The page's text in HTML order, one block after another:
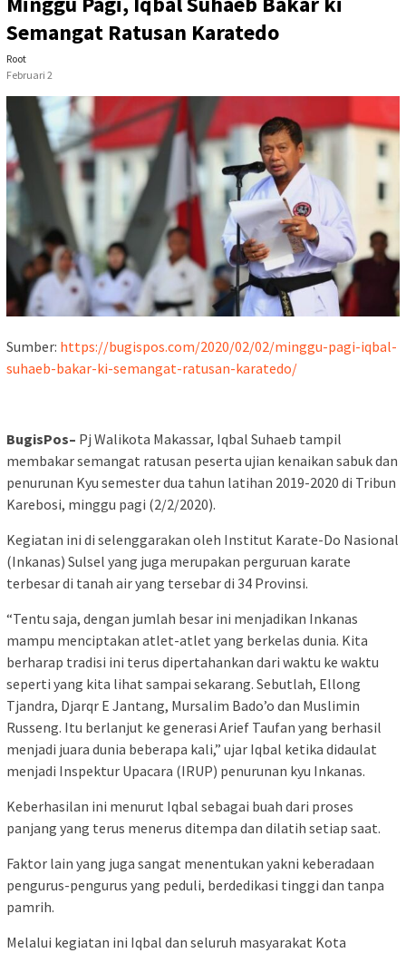
Semangat Ratusan Karatedo
Root
Februari 2
Sumber: https://bugispos.com/2020/02/02/minggu-pagi-iqbal-
suhaeb-bakar-ki-semangat-ratusan-karatedo/
BugisPos– Pj Walikota Makassar, Iqbal Suhaeb tampil
membakar semangat ratusan peserta ujian kenaikan sabuk dan
penurunan Kyu semester dua tahun latihan 2019-2020 di Tribun
Karebosi, minggu pagi (2/2/2020).
Kegiatan ini di selenggarakan oleh Institut Karate-Do Nasional
(Inkanas) Sulsel yang juga merupakan perguruan karate
terbesar di tanah air yang tersebar di 34 Provinsi.
“Tentu saja, dengan jumlah besar ini menjadikan Inkanas
mampu menciptakan atlet-atlet yang berkelas dunia. Kita
berharap tradisi ini terus dipertahankan dari waktu ke waktu
seperti yang kita lihat sampai sekarang. Sebutlah, Ellong
Tjandra, Djarqr E Jantang, Mursalim Bado’o dan Muslimin
Russeng. Itu berlanjut ke generasi Arief Taufan yang berhasil
menjadi juara dunia beberapa kali,” ujar Iqbal ketika didaulat
menjadi Inspektur Upacara (IRUP) penurunan kyu Inkanas.
Keberhasilan ini menurut Iqbal sebagai buah dari proses
panjang yang terus menerus ditempa dan dilatih setiap saat.
Faktor lain yang juga sangat menentukan yakni keberadaan
pengurus-pengurus yang peduli, berdedikasi tinggi dan tanpa
pamrih.
Melalui kegiatan ini Iqbal dan seluruh masyarakat Kota